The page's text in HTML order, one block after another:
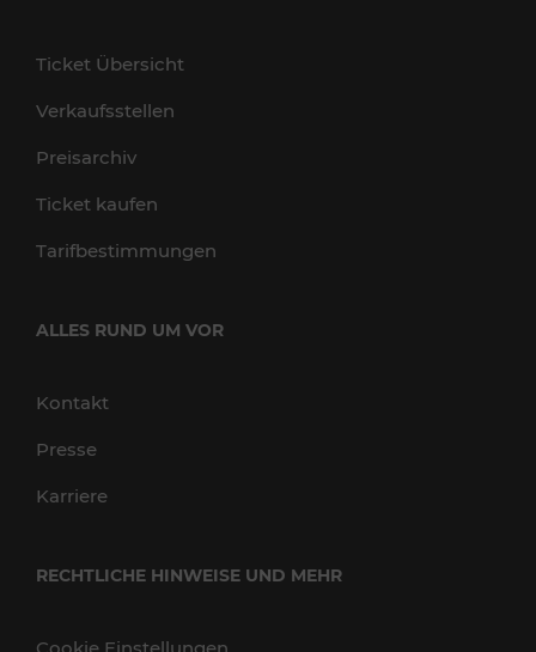
Ticket Übersicht
Verkaufsstellen
Preisarchiv
Ticket kaufen
Tarifbestimmungen
ALLES RUND UM VOR
Kontakt
Presse
Karriere
RECHTLICHE HINWEISE UND MEHR